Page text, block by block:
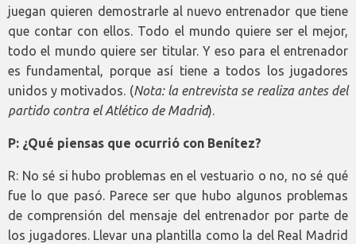
juegan quieren demostrarle al nuevo entrenador que tiene
que contar con ellos. Todo el mundo quiere ser el mejor,
todo el mundo quiere ser titular. Y eso para el entrenador
es fundamental, porque así tiene a todos los jugadores
unidos y motivados. (Nota: la entrevista se realiza antes del
partido contra el Atlético de Madrid).
P: ¿Qué piensas que ocurrió con Benítez?
R: No sé si hubo problemas en el vestuario o no, no sé qué
fue lo que pasó. Parece ser que hubo algunos problemas
de comprensión del mensaje del entrenador por parte de
los jugadores. Llevar una plantilla como la del Real Madrid